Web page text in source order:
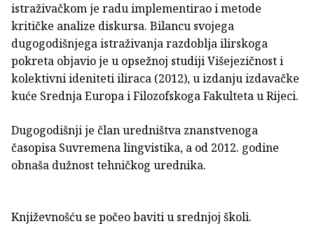
istraživačkom je radu implementirao i metode
kritičke analize diskursa. Bilancu svojega
dugogodišnjega istraživanja razdoblja ilirskoga
pokreta objavio je u opsežnoj studiji Višejezičnost i
kolektivni ideniteti iliraca (2012), u izdanju izdavačke
kuće Srednja Europa i Filozofskoga Fakulteta u Rijeci.
Dugogodišnji je član uredništva znanstvenoga
časopisa Suvremena lingvistika, a od 2012. godine
obnaša dužnost tehničkog urednika.
Književnošću se počeo baviti u srednjoj školi.